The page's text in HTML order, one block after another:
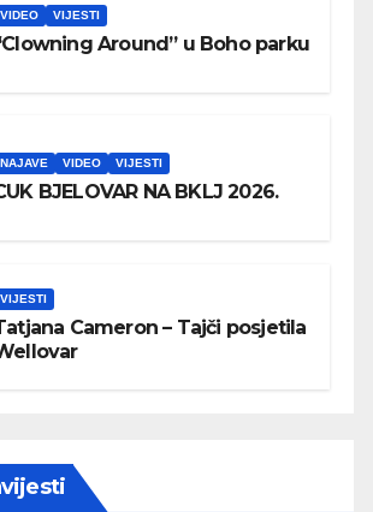
VIDEO VIJESTI
Around” u Boho parku
NAJAVE VIDEO VIJESTI
BJELOVAR NA BKLJ 2026.
VIJESTI
Cameron – Tajči posjetila